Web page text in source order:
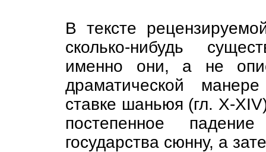
В тексте
сколько-нибудь
именно они, а не
драматической
ставке шаньюя (гл. X-
постепенное
государства сюнну, а